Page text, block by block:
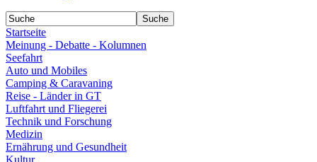
Startseite
Meinung - Debatte - Kolumnen
Seefahrt
Auto und Mobiles
Camping & Caravaning
Reise - Länder in GT
Luftfahrt und Fliegerei
Technik und Forschung
Medizin
Ernährung und Gesundheit
Kultur